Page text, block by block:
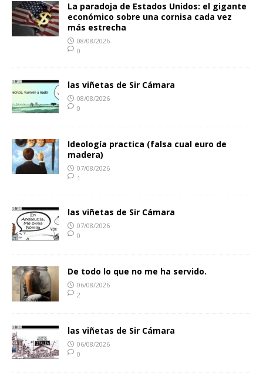
La paradoja de Estados Unidos: el gigante
económico sobre una cornisa cada vez
más estrecha
08/08/2026
0
las viñetas de Sir Cámara
08/08/2026
0
Ideología practica (falsa cual euro de
madera)
07/08/2026
1
las viñetas de Sir Cámara
07/08/2026
0
De todo lo que no me ha servido.
06/08/2026
2
las viñetas de Sir Cámara
06/08/2026
0